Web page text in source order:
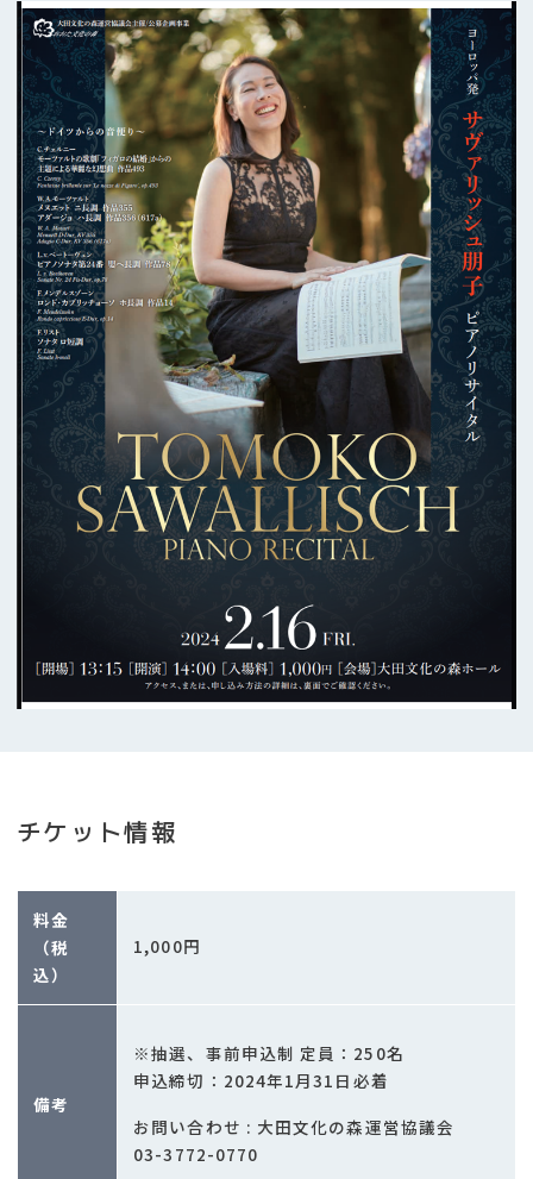
チケット情報
料金
（税
込）
1,000円
備考
※抽選、事前申込制 定員：250名
申込締切：2024年1月31日必着
お問い合わせ : 大田文化の森運営協議会
03-3772-0770